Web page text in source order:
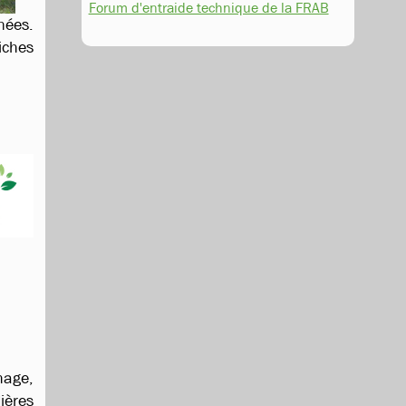
Forum d'entraide technique de la FRAB